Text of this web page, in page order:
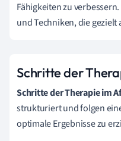
Fähigkeiten zu
und Techniken, die
Schritte der
Schritte der Therapie im
strukturiert und folgen
optimale Ergebnisse zu